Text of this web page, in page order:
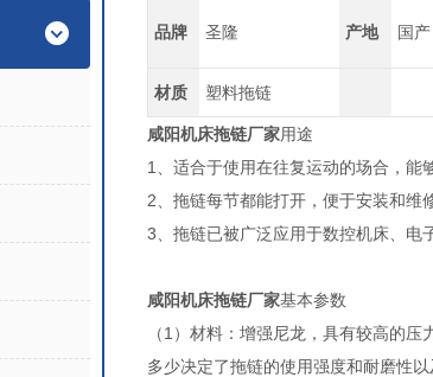
品牌 圣隆 产地 国产
材质 塑料拖链
咸阳机床拖链厂家用途
1、适合于使用在往复运动的场合，能
2、拖链每节都能打开，便于安装和维
3、拖链已被广泛应用于数控机床、电
咸阳机床拖链厂家基本参数
（1）材料：增强尼龙，具有较高的
多少决定了拖链的使用强度和耐磨性